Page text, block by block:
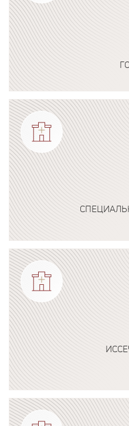
Подробнее о программе
Подробнее о программе
Подробнее о программе